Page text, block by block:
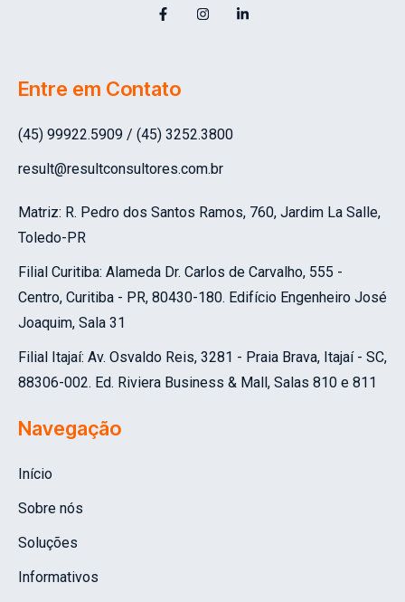
Entre em Contato
(45) 99922.5909 / (45) 3252.3800
result@resultconsultores.com.br
Matriz: R. Pedro dos Santos Ramos, 760, Jardim La Salle,
Toledo-PR
Filial Curitiba: Alameda Dr. Carlos de Carvalho, 555 -
Centro, Curitiba - PR, 80430-180. Edifício Engenheiro José
Joaquim, Sala 31
Filial Itajaí: Av. Osvaldo Reis, 3281 - Praia Brava, Itajaí - SC,
88306-002. Ed. Riviera Business & Mall, Salas 810 e 811
Navegação
Início
Sobre nós
Soluções
Informativos